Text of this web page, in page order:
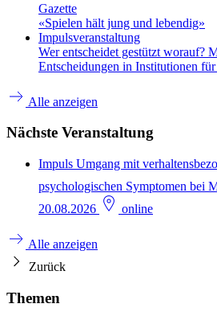
Gazette
«Spielen hält jung und lebendig»
Impulsveranstaltung
Wer entscheidet gestützt worauf?
Entscheidungen in Institutionen
Alle anzeigen
Nächste Veranstaltung
Impuls Umgang mit
psychologischen Symptomen bei
20.08.2026
online
Alle anzeigen
Zurück
Themen